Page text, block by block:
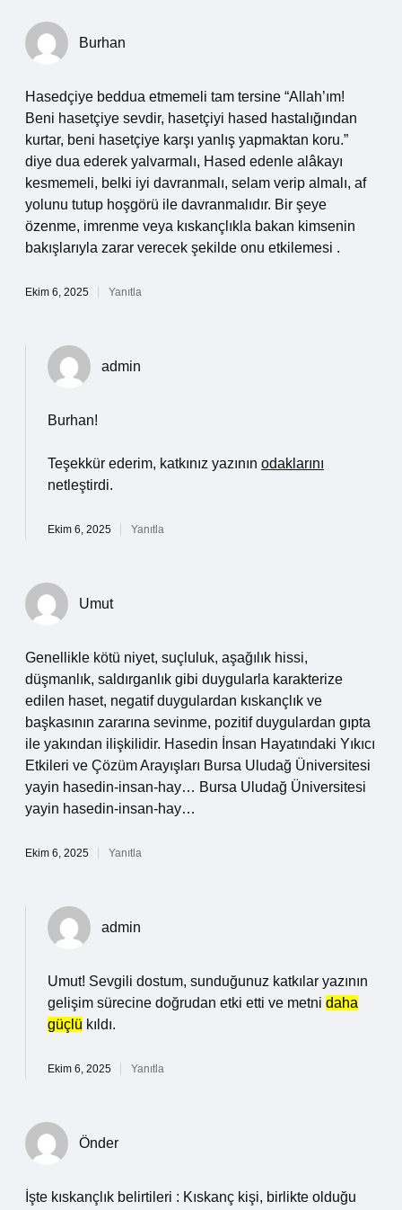
Burhan
Hasedçiye beddua etmemeli tam tersine “Allah’ım!
Beni hasetçiye sevdir, hasetçiyi hased hastalığından
kurtar, beni hasetçiye karşı yanlış yapmaktan koru.”
diye dua ederek yalvarmalı, Hased edenle alâkayı
kesmemeli, belki iyi davranmalı, selam verip almalı, af
yolunu tutup hoşgörü ile davranmalıdır. Bir şeye
özenme, imrenme veya kıskançlıkla bakan kimsenin
bakışlarıyla zarar verecek şekilde onu etkilemesi .
Ekim 6, 2025 Yanıtla
admin
Burhan!
Teşekkür ederim, katkınız yazının odaklarını
netleştirdi.
Ekim 6, 2025 Yanıtla
Umut
Genellikle kötü niyet, suçluluk, aşağılık hissi,
düşmanlık, saldırganlık gibi duygularla karakterize
edilen haset, negatif duygulardan kıskançlık ve
başkasının zararına sevinme, pozitif duygulardan gıpta
ile yakından ilişkilidir. Hasedin İnsan Hayatındaki Yıkıcı
Etkileri ve Çözüm Arayışları Bursa Uludağ Üniversitesi
yayin hasedin-insan-hay… Bursa Uludağ Üniversitesi
yayin hasedin-insan-hay…
Ekim 6, 2025 Yanıtla
admin
Umut! Sevgili dostum, sunduğunuz katkılar yazının
gelişim sürecine doğrudan etki etti ve metni daha
güçlü kıldı.
Ekim 6, 2025 Yanıtla
Önder
İşte kıskançlık belirtileri : Kıskanç kişi, birlikte olduğu